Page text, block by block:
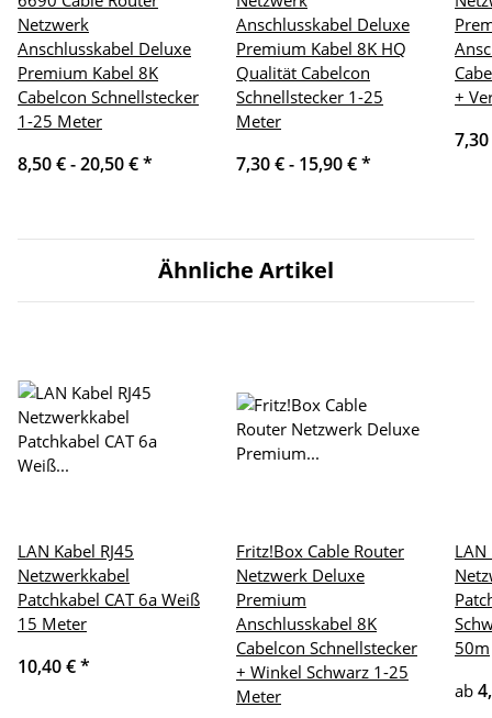
Netzwerk
Anschlusskabel Deluxe
Premium Kabel 8K
Cabelcon Schnellstecker
1-25 Meter
8,50 € -20,50 €*
Anschlusskabel Deluxe
Premium Kabel 8K HQ
Qualität Cabelcon
Schnellstecker 1-25
Meter
7,30 € - 15,90 €*
+
Ähnliche Artikel
LAN Kabel RJ45
Netzwerkkabel
Patchkabel CAT 6a Weiß
15 Meter
10,40 €*
Fritz!Box Cable Router
Netzwerk Deluxe
Premium
Anschlusskabel 8K
Cabelcon Schnellstecker
+ Winkel Schwarz 1-25
Meter
LAN
50m
ab